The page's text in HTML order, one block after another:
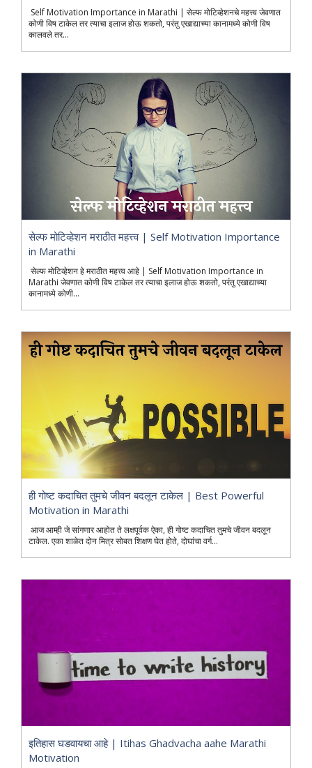
Self Motivation Importance in Marathi | सेल्फ मोटिव्हेशनचे महत्त्व जेवणात
कोणी विष टाकेल तर त्याचा इलाज होऊ शकतो, परंतु एखाद्याच्या कानामध्ये कोणी विष
कालवले तर...
सेल्फ मोटिव्हेशन मराठीत महत्त्व | Self Motivation Importance
in Marathi
सेल्फ मोटिव्हेशन हे मराठीत महत्त्व आहे | Self Motivation Importance in
Marathi जेवणात कोणी विष टाकेल तर त्याचा इलाज होऊ शकतो, परंतु एखाद्याच्या
कानामध्ये कोणी...
ही गोष्ट कदाचित तुमचे जीवन बदलून टाकेल | Best Powerful
Motivation in Marathi
आज आम्ही जे सांगणार आहोत ते लक्षपूर्वक ऐका, ही गोष्ट कदाचित तुमचे जीवन बदलून
टाकेल. एका शाळेत दोन मित्र सोबत शिक्षण घेत होते, दोघांचा वर्ग...
इतिहास घडवायचा आहे | Itihas Ghadvacha aahe Marathi
Motivation